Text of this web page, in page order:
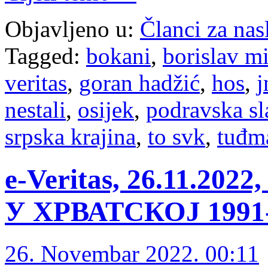
Objavljeno u: Članci za
Tagged: bokani, borislav
veritas, goran hadžić, hos,
nestali, osijek, podravska
srpska krajina, to svk,
е-Veritas,
У ХРВАТСКОЈ 1991-
26. Novembar 2022. 00:11